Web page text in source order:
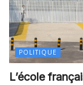
POLITIQUE
L’école